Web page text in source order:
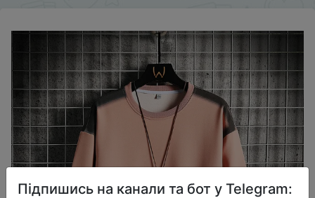
Підпишись на канали та бот у Telegram: